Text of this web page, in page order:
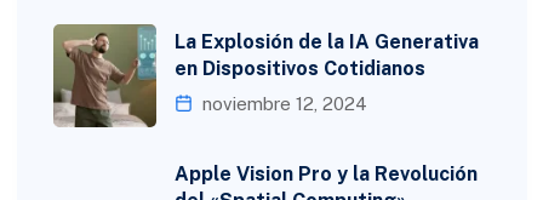
La Explosión de la IA Generativa
en Dispositivos Cotidianos
noviembre 12, 2024
Apple Vision Pro y la Revolución